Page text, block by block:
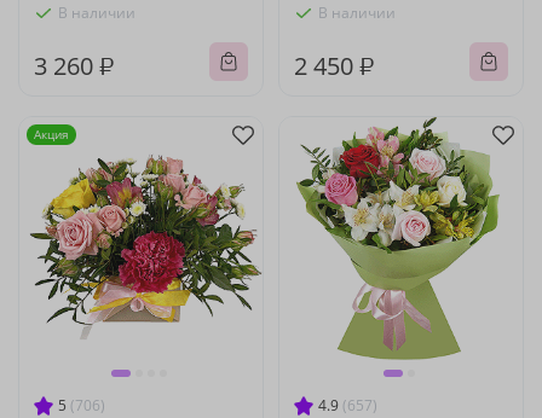
В наличии
3 260 ₽
В наличии
2 450 ₽
5 (706)
Акция
4.9 (657)